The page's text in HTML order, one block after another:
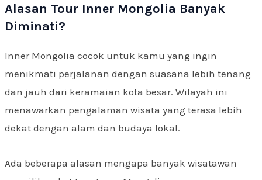
Alasan Tour Inner Mongolia Banyak
Diminati?
Inner Mongolia cocok untuk kamu yang ingin
menikmati perjalanan dengan suasana lebih tenang
dan jauh dari keramaian kota besar. Wilayah ini
menawarkan pengalaman wisata yang terasa lebih
dekat dengan alam dan budaya lokal.
Ada beberapa alasan mengapa banyak wisatawan